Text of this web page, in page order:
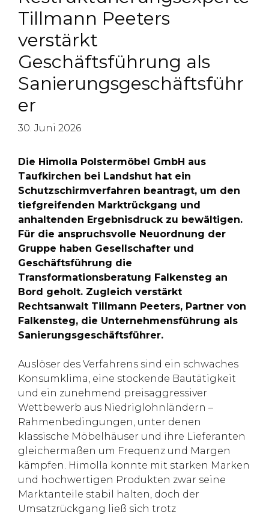
Tillmann Peeters
verstärkt
Geschäftsführung als
Sanierungsgeschäftsführ
er
30. Juni 2026
Die Himolla Polstermöbel GmbH aus
Taufkirchen bei Landshut hat ein
Schutzschirmverfahren beantragt, um den
tiefgreifenden Marktrückgang und
anhaltenden Ergebnisdruck zu bewältigen.
Für die anspruchsvolle Neuordnung der
Gruppe haben Gesellschafter und
Geschäftsführung die
Transformationsberatung Falkensteg an
Bord geholt. Zugleich verstärkt
Rechtsanwalt Tillmann Peeters, Partner von
Falkensteg, die Unternehmensführung als
Sanierungsgeschäftsführer.
Auslöser des Verfahrens sind ein schwaches
Konsumklima, eine stockende Bautätigkeit
und ein zunehmend preisaggressiver
Wettbewerb aus Niedriglohnländern –
Rahmenbedingungen, unter denen
klassische Möbelhäuser und ihre Lieferanten
gleichermaßen um Frequenz und Margen
kämpfen. Himolla konnte mit starken Marken
und hochwertigen Produkten zwar seine
Marktanteile stabil halten, doch der
Umsatzrückgang ließ sich trotz